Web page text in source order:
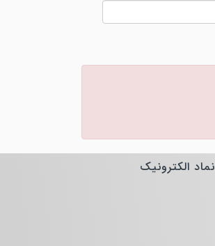
نماد الکترونیک